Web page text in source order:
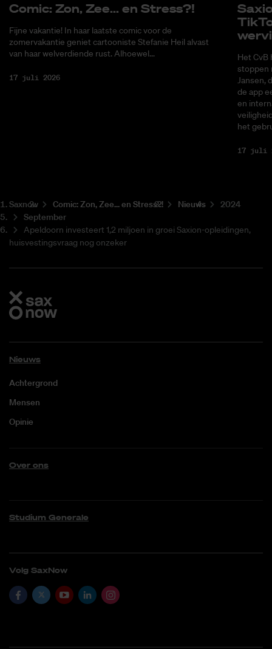
Co­mic: Zon, Zee... en Stress?!
Fijne vakantie! In haar laatste comic voor de
zomervakantie geniet cartooniste Stefanie Heil alvast
van haar welverdiende rust. Alhoewel...
17 juli 2026
Het CvB
stoppen
Jansen,
de app
en
het
17 juli
Saxnow Co­mic: Zon, Zee... en Stress?! Nieuws
2024
September
Apeldoorn investeert 1,2 miljoen in groei Saxion-opleidingen,
huisvestingsvraag nog onzeker
Nieuws
Achtergrond
Mensen
Opinie
Over ons
Studium Generale
Volg SaxNow